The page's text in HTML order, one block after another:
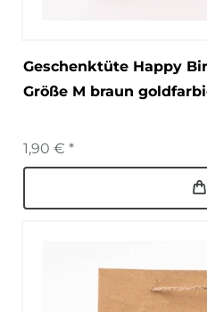
Geschenktüte Happy
Größe M braun
1,90 € *